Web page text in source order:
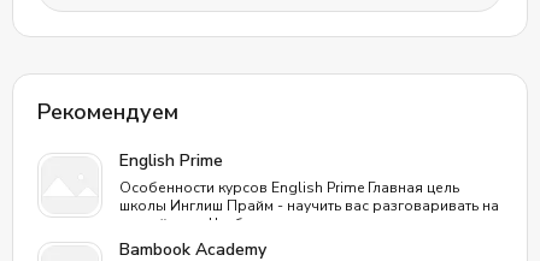
Рекомендуем
English Prime
Особенности курсов English Prime Главная цель
школы Инглиш Прайм - научить вас разговаривать на
английском. Чтобы даже люди, никогда не изучавшие
английский язык, выучили его как второй родной.
Bambook Academy